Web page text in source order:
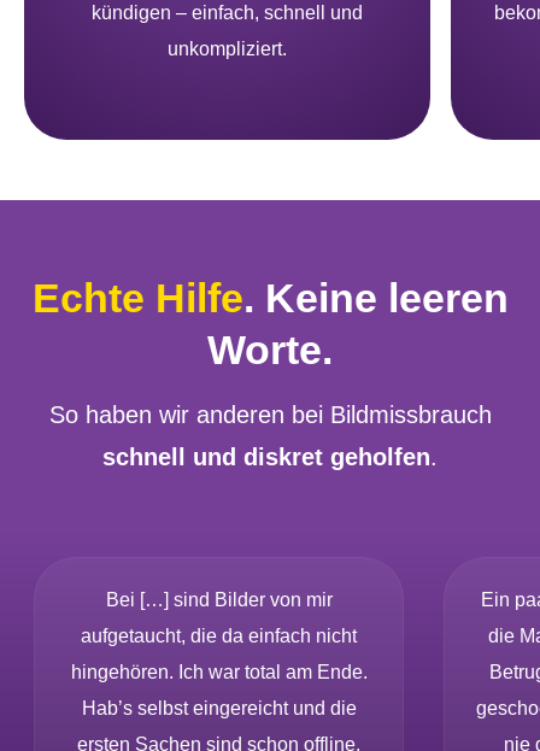
kündigen – einfach, schnell und
unkompliziert.
Echte Hilfe. Keine leeren
Worte.
So haben wir anderen bei Bildmissbrauch
schnell und diskret geholfen.
Bei […] sind Bilder von mir
aufgetaucht, die da einfach nicht
hingehören. Ich war total am Ende.
Hab’s selbst eingereicht und die
ersten Sachen sind schon offline.
Ein
die
nie